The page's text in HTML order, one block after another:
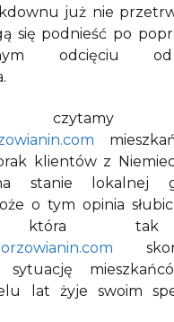
już nie
się podnieść po
odcięciu
klientów z
stanie lokalnej
o tym opinia
która
sytuację
lat żyje swoim